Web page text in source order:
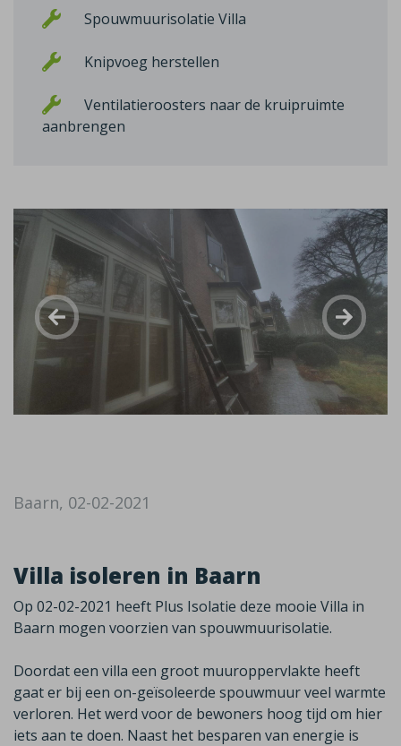
Spouwmuurisolatie Villa
Knipvoeg herstellen
Ventilatieroosters naar de kruipruimte
aanbrengen
Baarn, 02-02-2021
Villa isoleren in Baarn
Op 02-02-2021 heeft Plus Isolatie deze mooie Villa in
Baarn mogen voorzien van spouwmuurisolatie.
Doordat een villa een groot muuroppervlakte heeft
gaat er bij een on-geïsoleerde spouwmuur veel warmte
verloren. Het werd voor de bewoners hoog tijd om hier
iets aan te doen. Naast het besparen van energie is